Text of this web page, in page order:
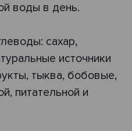
воды в день.
сахар,
источники
тыква, бобовые,
питательной и